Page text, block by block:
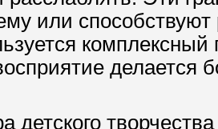
или
детского